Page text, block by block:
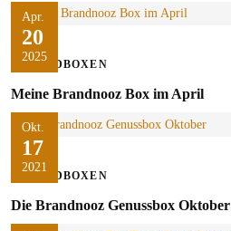
Apr.
20
2025
FOODBOXEN
Meine Brandnooz Box im April
Okt.
17
2021
FOODBOXEN
Die Brandnooz Genussbox Oktober